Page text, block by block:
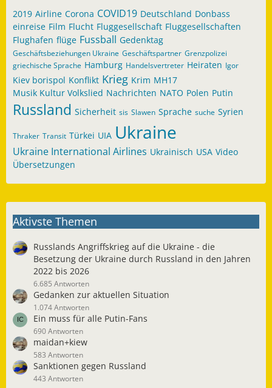
2019 Airline Corona COVID19 Deutschland Donbass
einreise Film Flucht Fluggesellschaft Fluggesellschaften
Flughafen flüge Fussball Gedenktag
Geschäftsbeziehungen Ukraine Geschäftspartner Grenzpolizei
griechische Sprache Hamburg Handelsvertreter Heiraten Igor
Kiev borispol Konflikt Krieg Krim MH17
Musik Kultur Volkslied Nachrichten NATO Polen Putin
Russland Sicherheit sis Slawen Sprache suche Syrien
Thraker Transit Türkei UIA Ukraine
Ukraine International Airlines Ukrainisch USA Video
Übersetzungen
Aktivste Themen
Russlands Angriffskrieg auf die Ukraine - die
Besetzung der Ukraine durch Russland in den Jahren
2022 bis 2026
6.685 Antworten
Gedanken zur aktuellen Situation
1.074 Antworten
Ein muss für alle Putin-Fans
690 Antworten
maidan+kiew
583 Antworten
Sanktionen gegen Russland
443 Antworten